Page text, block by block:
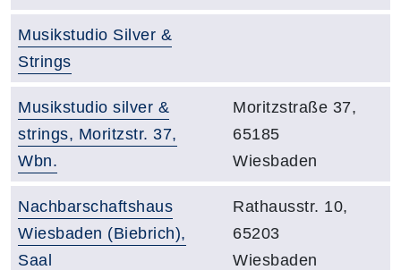
Raumbezeichnung:
Musikstudio Silver &
Strings
Raumbezeichnung:
Musikstudio silver &
strings, Moritzstr. 37,
Wbn.
Adresse:
Moritzstraße 37,
65185
Wiesbaden
Raumbezeichnung:
Nachbarschaftshaus
Wiesbaden (Biebrich),
Saal
Adresse:
Rathausstr. 10,
65203
Wiesbaden